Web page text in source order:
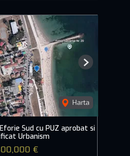
Harta
Next
Sud cu PUZ aprobat si
Urbanism
€